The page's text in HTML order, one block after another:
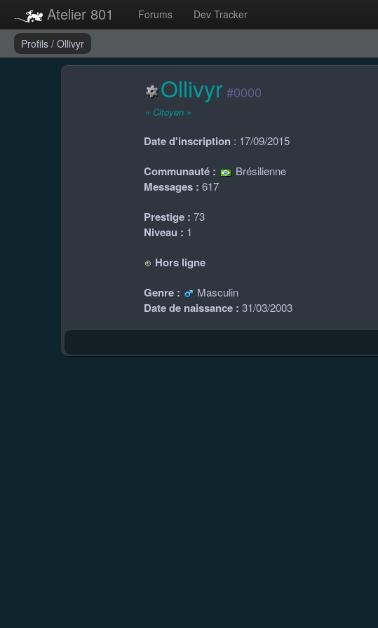
Atelier 801 Forums Dev Tracker
Profils / Ollivyr
Ollivyr#0000
« Citoyen »
Date d'inscription : 17/09/2015
Communauté : Brésilienne
Messages : 617
Prestige : 73
Niveau : 1
Hors ligne
Genre :
Masculin
Date de naissance : 31/03/2003